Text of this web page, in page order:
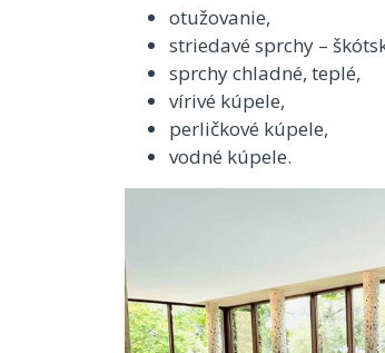
otužovanie,
striedavé sprchy –
sprchy chladné, teplé,
vírivé kúpele,
perličkové kúpele,
vodné kúpele.